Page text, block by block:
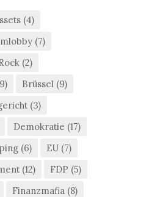
(4)
(7)
(2)
Brüssel (9)
(3)
Demokratie (17)
(6) EU (7)
(12) FDP (5)
Finanzmafia (8)